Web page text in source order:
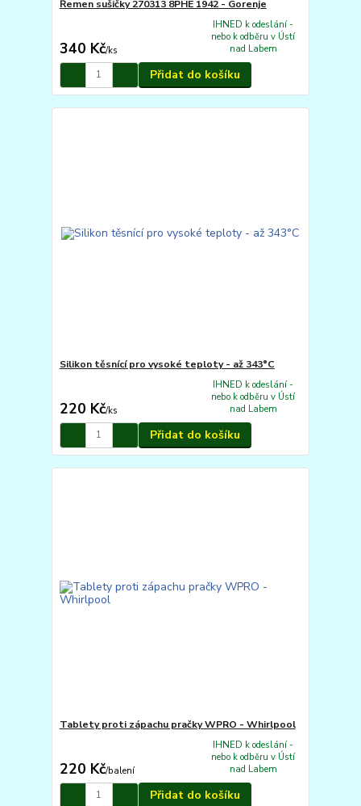
Řemen sušičky 270313 8PHE 1942 - Gorenje
340 Kč/ks
IHNED k odeslání -
nebo k odběru v Ústí
nad Labem
Přidat do košíku
Silikon těsnící pro vysoké teploty - až 343°C
220 Kč/ks
IHNED k odeslání -
nebo k odběru v Ústí
nad Labem
Přidat do košíku
Tablety proti zápachu pračky WPRO - Whirlpool
220 Kč/balení
IHNED k odeslání -
nebo k odběru v Ústí
nad Labem
Přidat do košíku